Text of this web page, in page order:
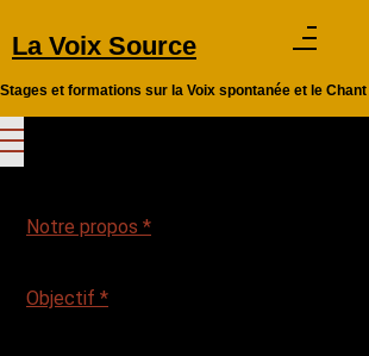
au
contenu
La Voix Source
Stages et formations sur la Voix spontanée et le
Notre propos *
Objectif *